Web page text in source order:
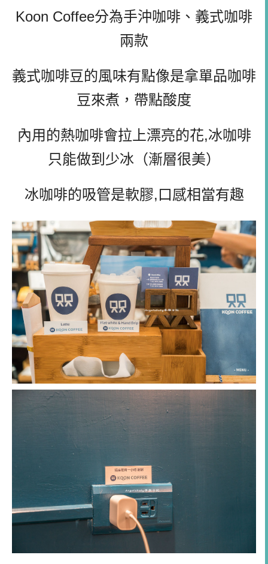
Koon Coffee分為手沖咖啡、義式咖啡
兩款
義式咖啡豆的風味有點像是拿單品咖啡
豆來煮，帶點酸度
內用的熱咖啡會拉上漂亮的花,冰咖啡
只能做到少冰（漸層很美）
冰咖啡的吸管是軟膠,口感相當有趣